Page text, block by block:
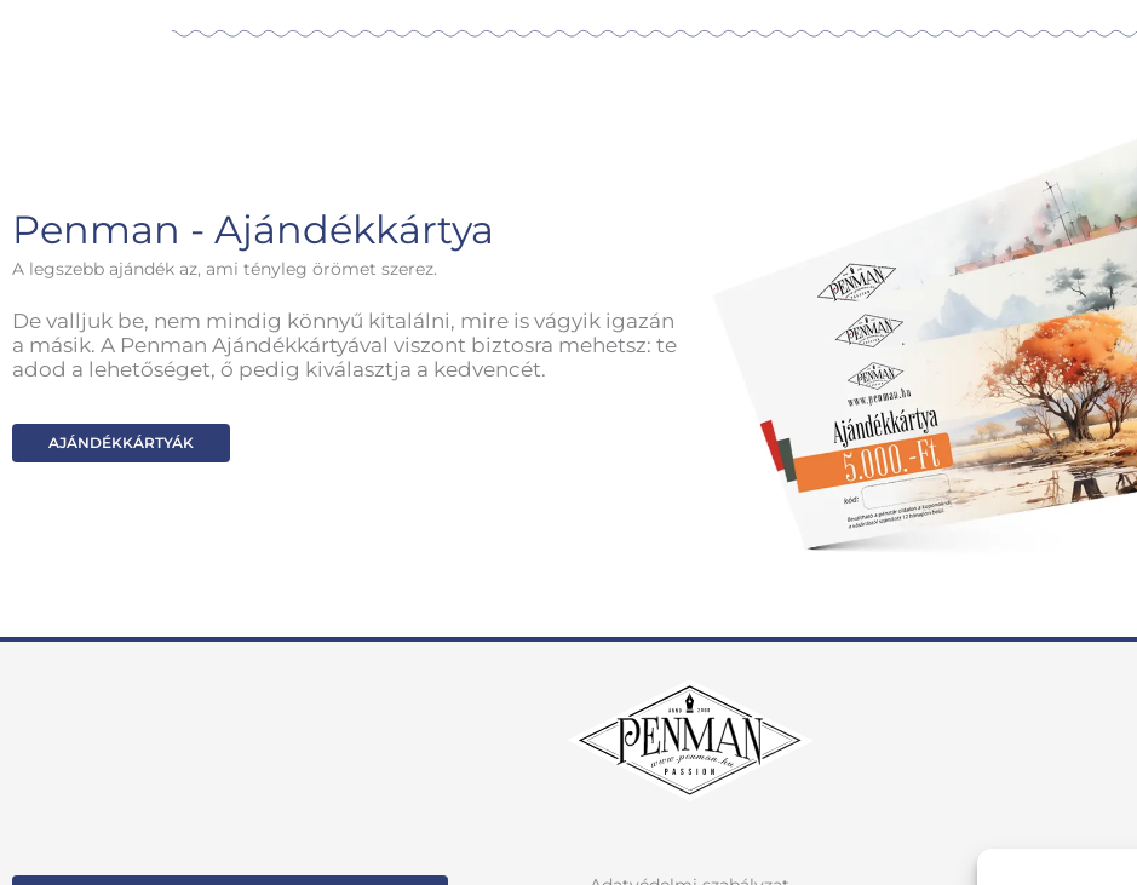
Penman - Ajándékkártya
A legszebb ajándék az, ami tényleg örömet szerez.
De valljuk be, nem mindig könnyű kitalálni, mire is vágyik igazán
a másik. A Penman Ajándékkártyával viszont biztosra mehetsz: te
adod a lehetőséget, ő pedig kiválasztja a kedvencét.
AJÁNDÉKKÁRTYÁK